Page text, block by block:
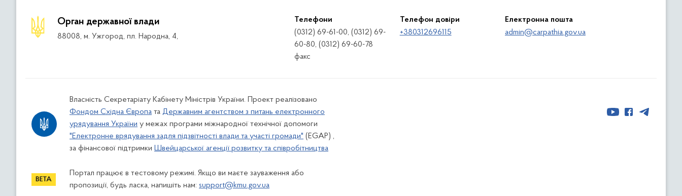
Орган державної влади
88008, м. Ужгород, пл. Народна, 4,
Телефони
(0312) 69-61-00, (0312) 69-
60-80, (0312) 69-60-78
факс
Телефон довіри
+380312696115
Електронна пошта
admin@carpathia.gov.ua
Власність Секретаріату Кабінету Міністрів України. Проект реалізовано
Фондом Східна Європа та Державним агентством з питань електронного
урядування України у межах програми міжнародної технічної допомоги
"Електронне врядування задля підзвітності влади та участі громади" (EGAP) ,
за фінансової підтримки Швейцарської агенції розвитку та співробітництва
Портал працює в тестовому режимі. Якщо ви маєте зауваження або
пропозиції, будь ласка, напишіть нам: support@kmu.gov.ua